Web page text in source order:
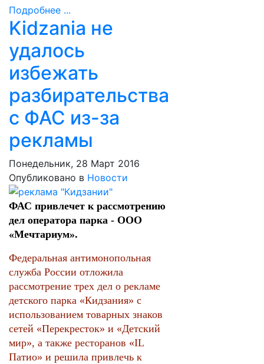
Подробнее ...
Kidzania не
удалось
избежать
разбирательства
с ФАС из-за
рекламы
Понедельник, 28 Март 2016
Опубликовано в Новости
ФАС привлечет к рассмотрению
дел оператора парка - ООО
«Мечтариум».
Федеральная антимонопольная
служба России отложила
рассмотрение трех дел о рекламе
детского парка «Кидзания» с
использованием товарных знаков
сетей «Перекресток» и «Детский
мир», а также ресторанов «IL
Патио» и решила привлечь к